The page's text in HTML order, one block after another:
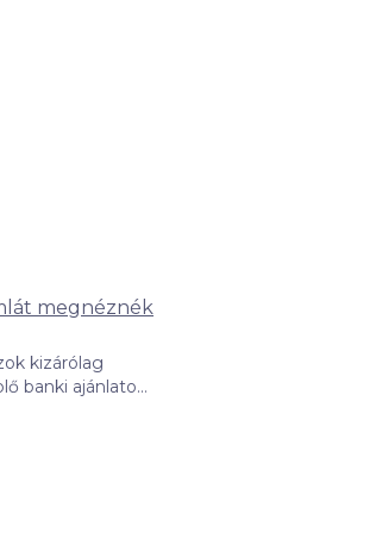
megnéznék
kizárólag